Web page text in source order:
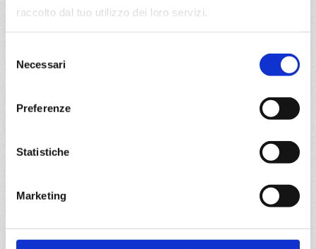
raccolto dal tuo utilizzo dei loro servizi.
delNecessari
Preferenze
Statistiche
Marketing
daBarcellonaconMSC World